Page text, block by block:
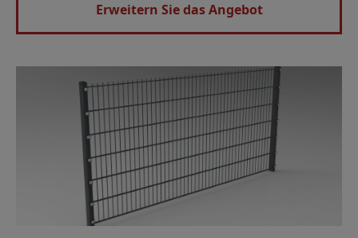
Erweitern Sie das Angebot